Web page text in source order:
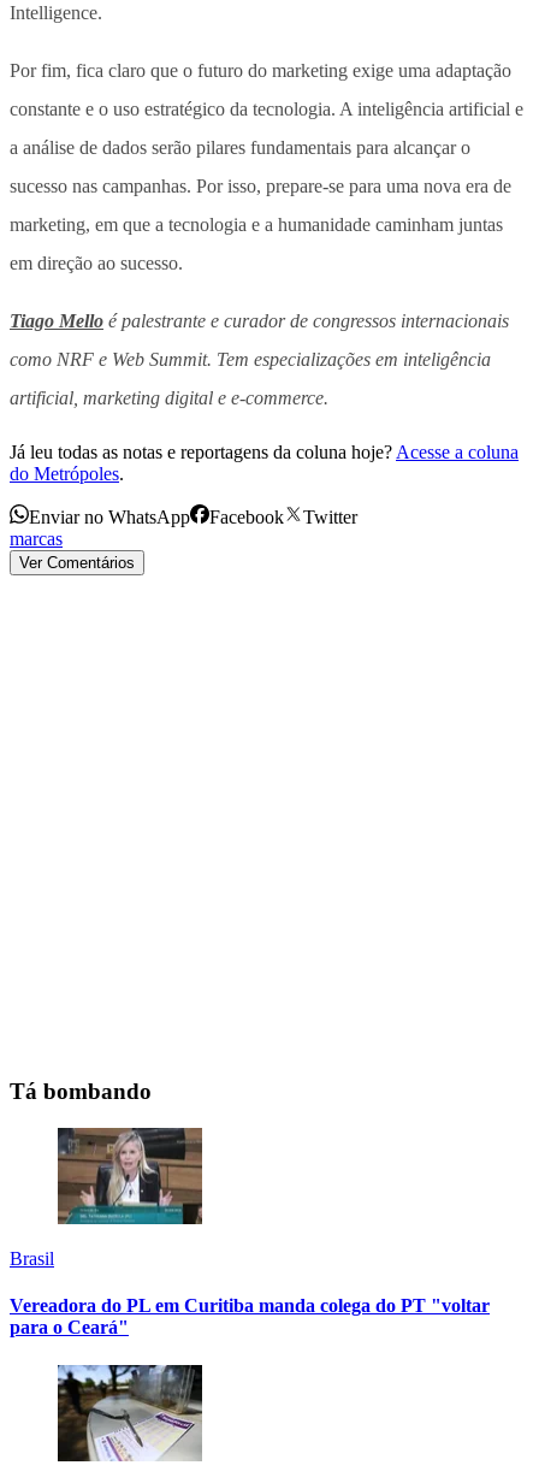
Intelligence.
Por fim, fica claro que o futuro do marketing exige uma adaptação
constante e o uso estratégico da tecnologia. A inteligência artificial e
a análise de dados serão pilares fundamentais para alcançar o
sucesso nas campanhas. Por isso, prepare-se para uma nova era de
marketing, em que a tecnologia e a humanidade caminham juntas
em direção ao sucesso.
Tiago Mello é palestrante e curador de congressos internacionais
como NRF e Web Summit. Tem especializações em inteligência
artificial, marketing digital e e-commerce.
Já leu todas as notas e reportagens da coluna hoje? Acesse a coluna
do Metrópoles.
Enviar no WhatsApp Facebook
Twitter
marcas
Ver Comentários
Tá bombando
Brasil
Vereadora do PL em Curitiba manda colega do PT "voltar
para o Ceará"